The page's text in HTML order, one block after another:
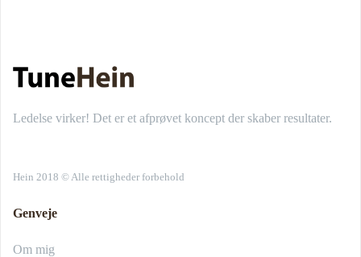
Ledelse virker! Det er et afprøvet koncept der skaber resultater.
Hein 2018 © Alle rettigheder forbehold
Genveje
Om mig